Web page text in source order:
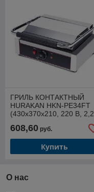
ГРИЛЬ КОНТАКТНЫЙ
HURAKAN HKN-PE34FT
(430х370х210, 220 В, 2,2
рабочие поверхности)
608,60 руб.
Купить
О нас